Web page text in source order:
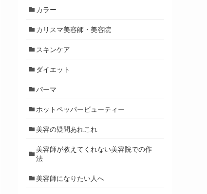
カラー
カリスマ美容師・美容院
スキンケア
ダイエット
パーマ
ホットペッパービューティー
美容の疑問あれこれ
美容師が教えてくれない美容院での作
法
美容師になりたい人へ